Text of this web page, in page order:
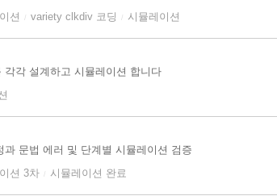
션 variety clkdiv 코딩 시뮬레이션
각 설계하고 시뮬레이션 합니다
문법 에러 및 단계별 시뮬레이션 검증
션 3차 시뮬레이션 완료